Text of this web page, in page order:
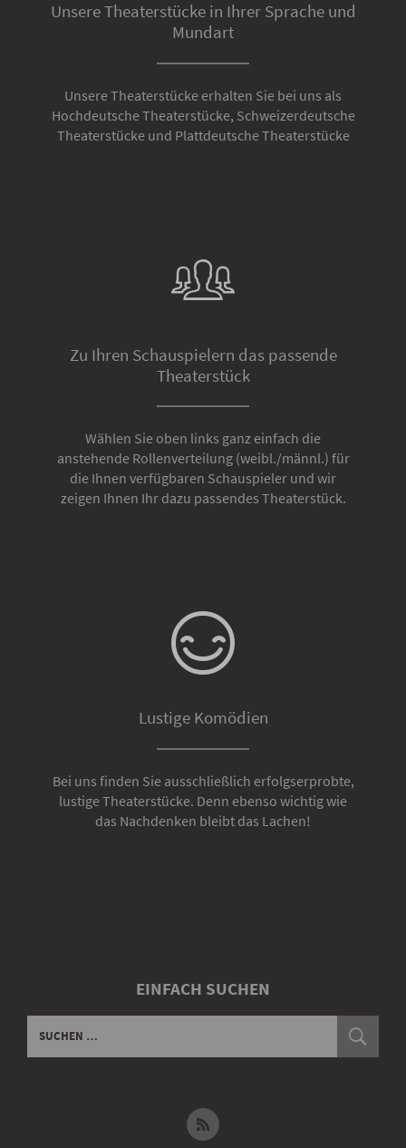
Unsere Theaterstücke in Ihrer Sprache und
Mundart
Unsere Theaterstücke erhalten Sie bei uns als
Hochdeutsche Theaterstücke, Schweizerdeutsche
Theaterstücke und Plattdeutsche Theaterstücke
Zu Ihren Schauspielern das passende
Theaterstück
Wählen Sie oben links ganz einfach die
anstehende Rollenverteilung (weibl./männl.) für
die Ihnen verfügbaren Schauspieler und wir
zeigen Ihnen Ihr dazu passendes Theaterstück.
Lustige Komödien
Bei uns finden Sie ausschließlich erfolgserprobte,
lustige Theaterstücke. Denn ebenso wichtig wie
das Nachdenken bleibt das Lachen!
EINFACH SUCHEN